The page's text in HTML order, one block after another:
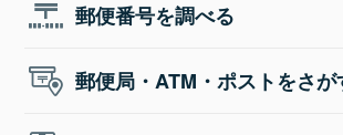
郵便番号を調べる
郵便局・ATM・ポストをさが